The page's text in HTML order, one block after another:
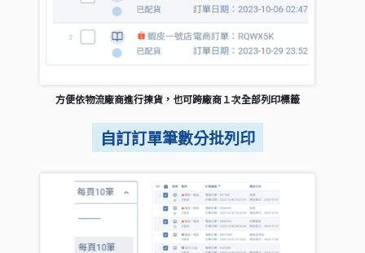
方便依物流廠商進行揀貨，也可跨廠商１次全部列印標籤
自訂訂單筆數分批列印